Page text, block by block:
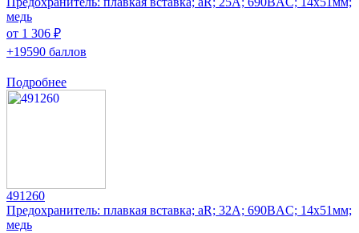
медь
от 1 306 ₽
+19590 баллов
Подробнее
491260
Предохранитель: плавкая вставка; aR; 32А; 690ВAC; 14x51мм;
медь